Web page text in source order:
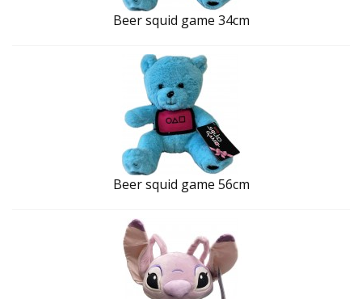
Beer squid game 34cm
Beer squid game 56cm